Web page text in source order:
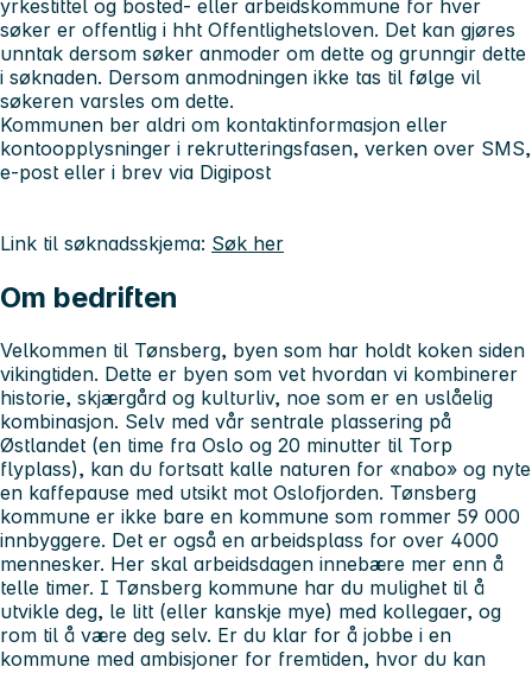
yrkestittel og bosted- eller arbeidskommune for hver
søker er offentlig i hht Offentlighetsloven. Det kan gjøres
unntak dersom søker anmoder om dette og grunngir dette
i søknaden. Dersom anmodningen ikke tas til følge vil
søkeren varsles om dette.
Kommunen ber aldri om kontaktinformasjon eller
kontoopplysninger i rekrutteringsfasen, verken over SMS,
e-post eller i brev via Digipost
Link til søknadsskjema: Søk her
Om bedriften
Velkommen til Tønsberg, byen som har holdt koken siden
vikingtiden. Dette er byen som vet hvordan vi kombinerer
historie, skjærgård og kulturliv, noe som er en uslåelig
kombinasjon. Selv med vår sentrale plassering på
Østlandet (en time fra Oslo og 20 minutter til Torp
flyplass), kan du fortsatt kalle naturen for «nabo» og nyte
en kaffepause med utsikt mot Oslofjorden. Tønsberg
kommune er ikke bare en kommune som rommer 59 000
innbyggere. Det er også en arbeidsplass for over 4000
mennesker. Her skal arbeidsdagen innebære mer enn å
telle timer. I Tønsberg kommune har du mulighet til å
utvikle deg, le litt (eller kanskje mye) med kollegaer, og
rom til å være deg selv. Er du klar for å jobbe i en
kommune med ambisjoner for fremtiden, hvor du kan